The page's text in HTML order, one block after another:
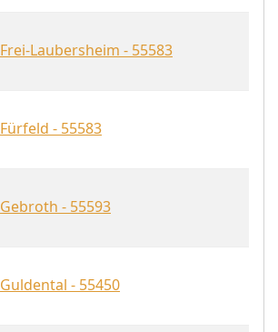
Frei-Laubersheim - 55583
Fürfeld - 55583
Gebroth - 55593
Guldental - 55450